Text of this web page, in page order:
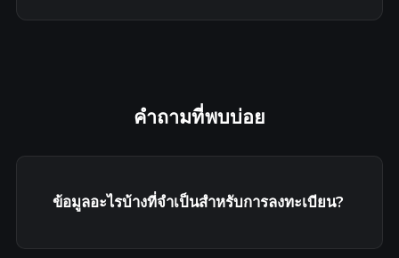
คำถามที่พบบ่อย
ข้อมูลอะไรบ้างที่จำเป็นสำหรับการลงทะเบียน?